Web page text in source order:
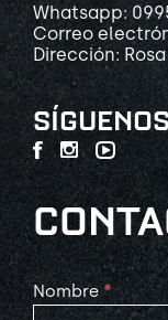
Whatsapp:
Correo
Dirección:
SÍGUENOS
Contact
Us
Nombre *